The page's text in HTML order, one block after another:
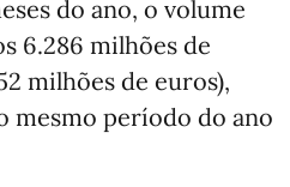
do ano, o volume
6.286 milhões de
milhões de euros),
mesmo período do ano